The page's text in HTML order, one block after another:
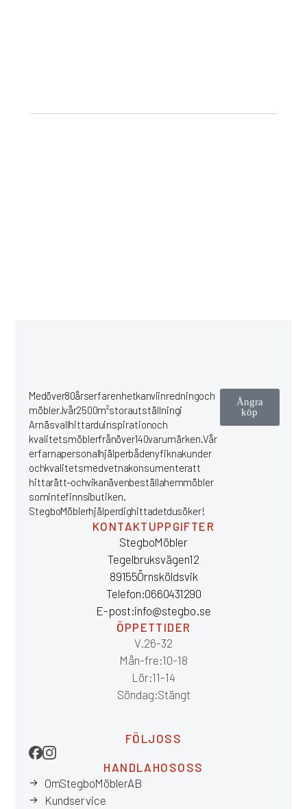
Med över 80 års erfarenhet kan vi inredning och
möbler. I vår 2500 m² stora utställning i
Arnäsvall hittar du inspiration och
kvalitetsmöbler från över 140 varumärken. Vår
erfarna personal hjälper både nyfikna kunder
och kvalitetsmedvetna konsumenter att
hitta rätt – och vi kan även beställa hem möbler
som inte finns i butiken.
Stegbo Möbler hjälper dig hitta det du söker!
Ångra
köp
KONTAKTUPPGIFTER
Stegbo Möbler
Tegelbruksvägen 12
891 55 Örnsköldsvik
Telefon: 0660 43 12 90
E-post: info@stegbo.se
ÖPPETTIDER
V.26-32
Mån-fre: 10-18
Lör: 11-14
Söndag: Stängt
FÖLJ OSS
HANDLA HOS OSS
Om Stegbo Möbler AB
Kundservice